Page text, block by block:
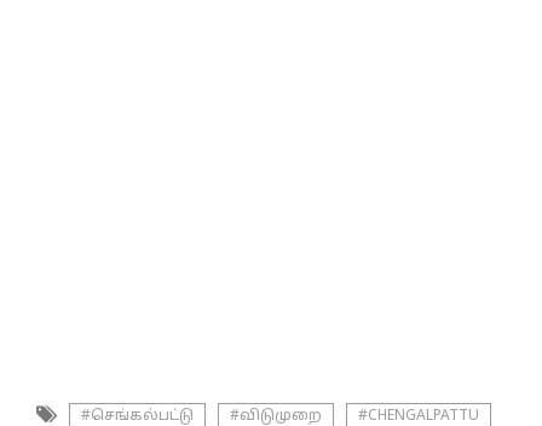
#செங்கல்பட்டு #விடுமுறை #CHENGALPATTU